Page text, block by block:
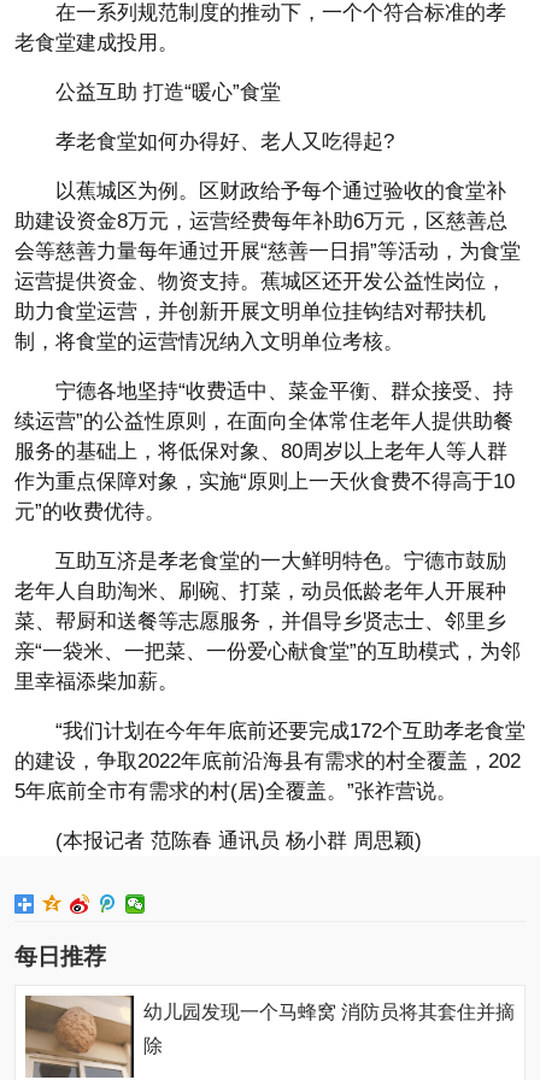
在一系列规范制度的推动下，一个个符合标准的孝
老食堂建成投用。
公益互助 打造“暖心”食堂
孝老食堂如何办得好、老人又吃得起?
以蕉城区为例。区财政给予每个通过验收的食堂补
助建设资金8万元，运营经费每年补助6万元，区慈善总
会等慈善力量每年通过开展“慈善一日捐”等活动，为食堂
运营提供资金、物资支持。蕉城区还开发公益性岗位，
助力食堂运营，并创新开展文明单位挂钩结对帮扶机
制，将食堂的运营情况纳入文明单位考核。
宁德各地坚持“收费适中、菜金平衡、群众接受、持
续运营”的公益性原则，在面向全体常住老年人提供助餐
服务的基础上，将低保对象、80周岁以上老年人等人群
作为重点保障对象，实施“原则上一天伙食费不得高于10
元”的收费优待。
互助互济是孝老食堂的一大鲜明特色。宁德市鼓励
老年人自助淘米、刷碗、打菜，动员低龄老年人开展种
菜、帮厨和送餐等志愿服务，并倡导乡贤志士、邻里乡
亲“一袋米、一把菜、一份爱心献食堂”的互助模式，为邻
里幸福添柴加薪。
“我们计划在今年年底前还要完成172个互助孝老食堂
的建设，争取2022年底前沿海县有需求的村全覆盖，202
5年底前全市有需求的村(居)全覆盖。”张祚营说。
(本报记者 范陈春 通讯员 杨小群 周思颖)
每日推荐
幼儿园发现一个马蜂窝 消防员将其套住并摘
除